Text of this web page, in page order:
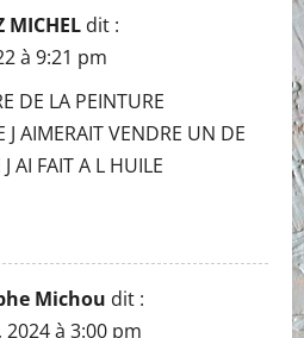
MICHEL dit :
à 9:21 pm
DE LA PEINTURE
J AIMERAIT VENDRE UN DE
AI FAIT A L HUILE
Michou dit :
2024 à 3:00 pm